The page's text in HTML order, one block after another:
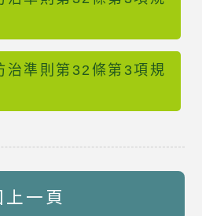
治準則第32條第3項規
上一頁